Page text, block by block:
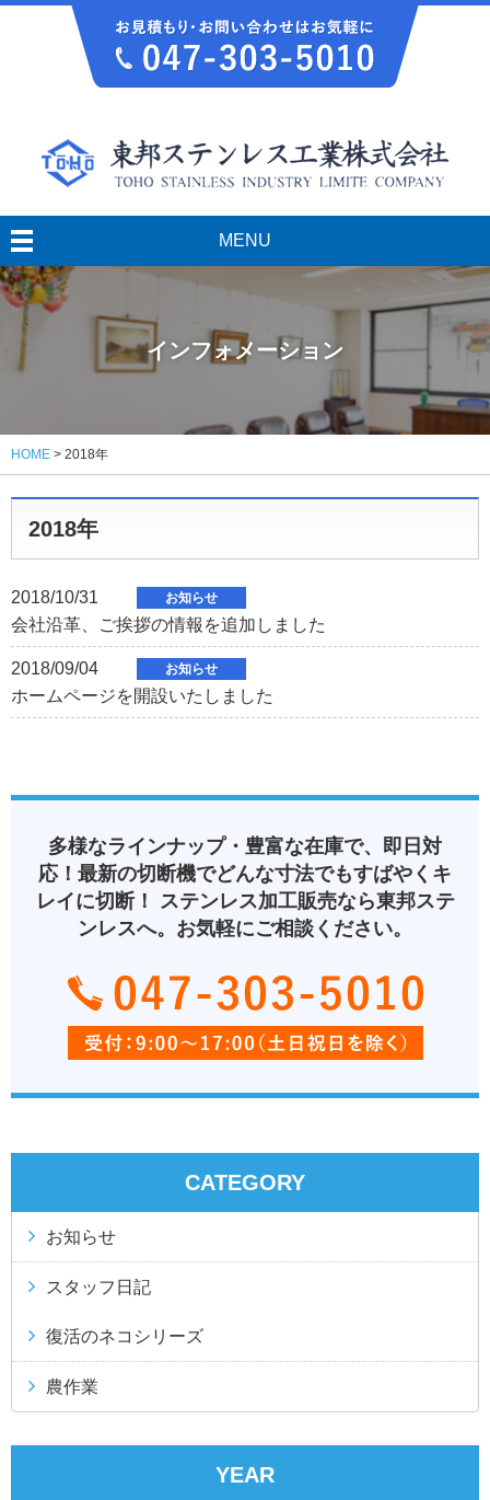
MENU
インフォメーション
HOME > 2018年
2018年
2018/10/31 お知らせ
会社沿革、ご挨拶の情報を追加しました
2018/09/04 お知らせ
ホームページを開設いたしました
多様なラインナップ・豊富な在庫で、即日対
応！ 最新の切断機でどんな寸法でもすばやくキ
レイに切断！
ステンレス加工販売なら東邦ステ
ンレスへ。お気軽にご相談ください。
CATEGORY
お知らせ
スタッフ日記
復活のネコシリーズ
農作業
YEAR